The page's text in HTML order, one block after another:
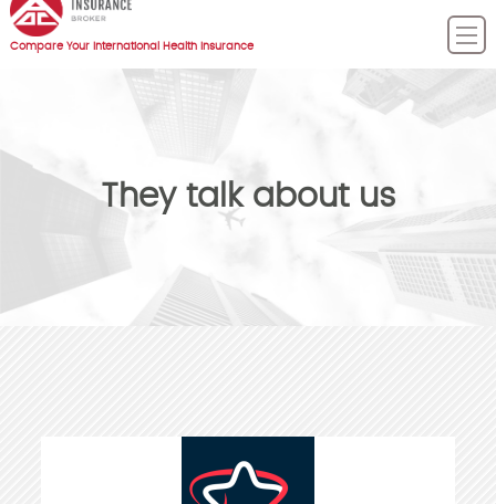
Compare Your International Health Insurance
They talk about us